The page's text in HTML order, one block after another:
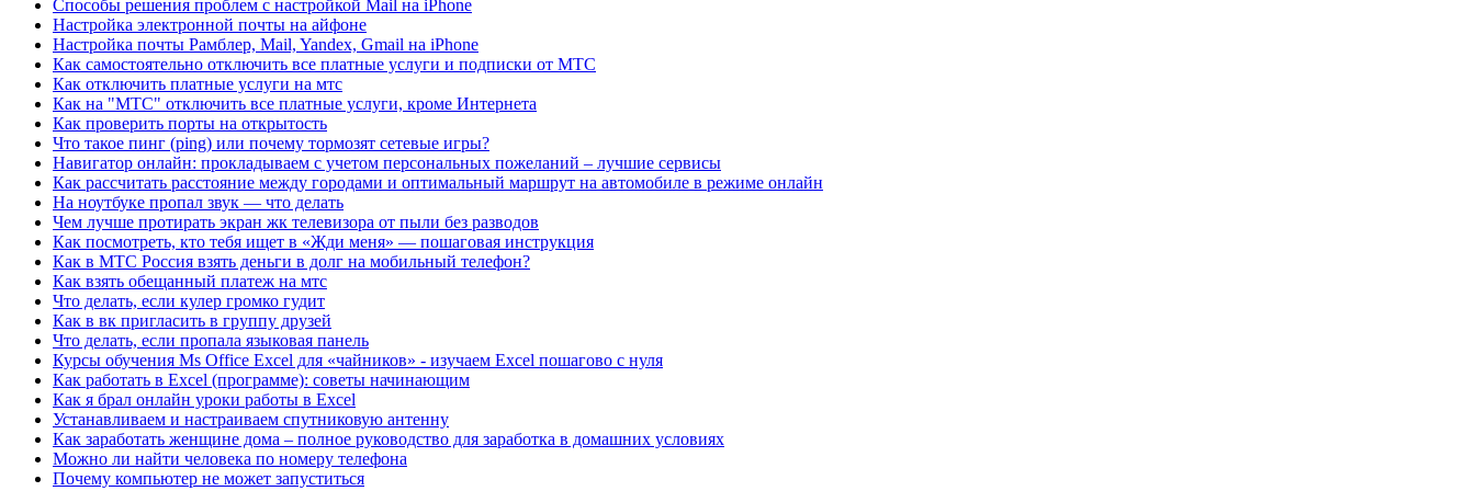
Способы решения проблем с настройкой Mail на iPhone
Настройка электронной почты на айфоне
Настройка почты Рамблер, Mail, Yandex, Gmail на iPhone
Как самостоятельно отключить все платные услуги и подписки от МТС
Как отключить платные услуги на мтс
Как на "МТС" отключить все платные услуги, кроме Интернета
Как проверить порты на открытость
Что такое пинг (ping) или почему тормозят сетевые игры?
Навигатор онлайн: прокладываем с учетом персональных пожеланий – лучшие сервисы
Как рассчитать расстояние между городами и оптимальный маршрут на автомобиле в режиме онлайн
На ноутбуке пропал звук — что делать
Чем лучше протирать экран жк телевизора от пыли без разводов
Как посмотреть, кто тебя ищет в «Жди меня» — пошаговая инструкция
Как в МТС Россия взять деньги в долг на мобильный телефон?
Как взять обещанный платеж на мтс
Что делать, если кулер громко гудит
Как в вк пригласить в группу друзей
Что делать, если пропала языковая панель
Курсы обучения Ms Office Excel для «чайников» - изучаем Excel пошагово с нуля
Как работать в Excel (программе): советы начинающим
Как я брал онлайн уроки работы в Excel
Устанавливаем и настраиваем спутниковую антенну
Как заработать женщине дома – полное руководство для заработка в домашних условиях
Можно ли найти человека по номеру телефона
Почему компьютер не может запуститься